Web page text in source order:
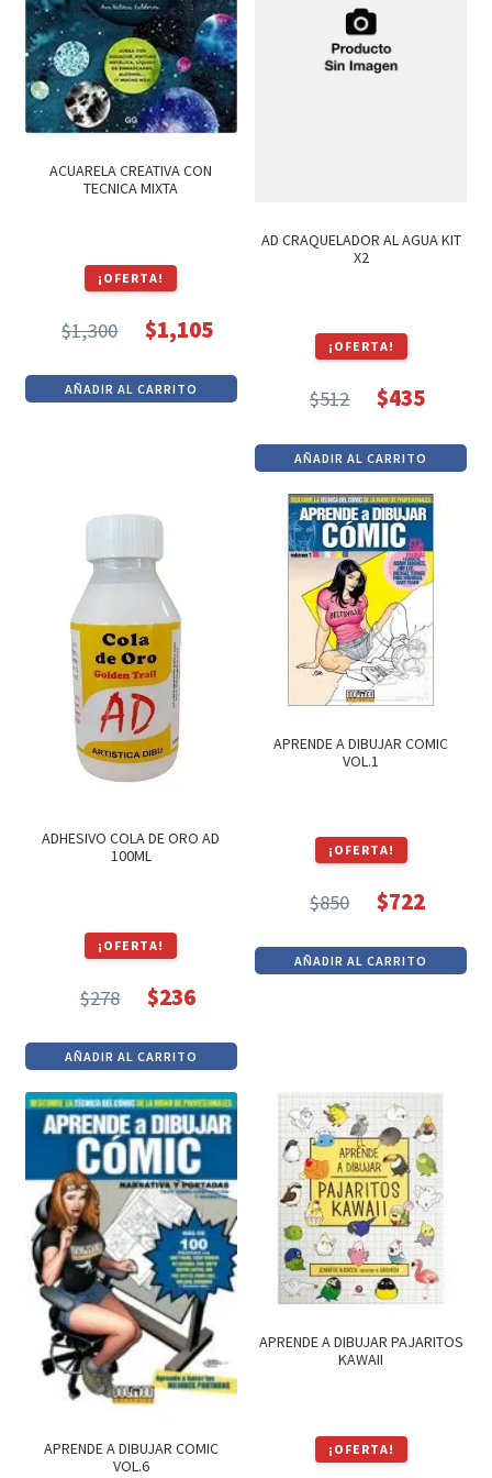
Textos (ver sub cats) (118)
TEXTOS EN INGLES (39)
TEXTOS INGLES (49)
Varios (751)
ACUARELA CREATIVA CON
TECNICA MIXTA
¡OFERTA!
$1,300
precio
original
$1,105
precio
actual
AÑADIR AL CARRITO
AD CRAQUELADOR AL AGUA KIT
X2
¡OFERTA!
$512
precio
original
era:
$512.
$435
precio
actual
es:
$435.
AÑADIR AL CARRITO
ADHESIVO COLA DE ORO AD
100ML
¡OFERTA!
$278
precio
original
era:
$278.
$236
precio
actual
es:
$236.
AÑADIR AL CARRITO
APRENDE A DIBUJAR COMIC
VOL.1
¡OFERTA!
$850
precio
original
$722
precio
actual
AÑADIR AL CARRITO
APRENDE A DIBUJAR COMIC
VOL.6
APRENDE A DIBUJAR PAJARITOS
KAWAII
¡OFERTA!